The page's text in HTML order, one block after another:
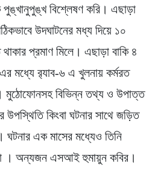
পুঙ্খানুপুঙ্খ বিশ্লেষণ করি। এছাড়া
উদঘাটনের মধ্য দিয়ে ১০
প্রমাণ মিলে। এছাড়া বাকি ৪
মধ্যে র‍্যাব-৬ এ খুলনায় কর্মরত
বিভিন্ন তথ্য ও উপাত্ত
উপস্থিতি কিংবা ঘটনার সাথে জড়িত
ঘটনার এক মাসের মধ্যেও তিনি
। অন্যজন এসআই হুমায়ুন কবির।